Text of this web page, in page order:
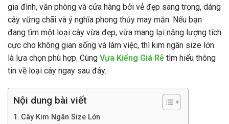
gia đình, văn phòng và cửa hàng bởi vẻ đẹp sang trọng, dáng
cây vững chãi và ý nghĩa phong thủy may mắn. Nếu bạn
đang tìm một loại cây vừa đẹp, vừa mang lại năng lượng tích
cực cho không gian sống và làm việc, thì kim ngân size lớn
là lựa chọn phù hợp. Cùng Vựa Kiểng Giá Rẻ tìm hiểu thông
tin về loại cây ngay sau đây.
Nội dung bài viết
Cây Kim Ngân Size Lớn